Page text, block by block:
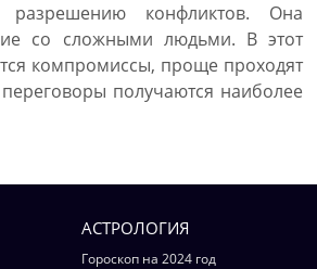
разрешению конфликтов. Она
со сложными людьми. В этот
компромиссы, проще проходят
получаются наиболее
АСТРОЛОГИЯ
Гороскоп на 2024 год